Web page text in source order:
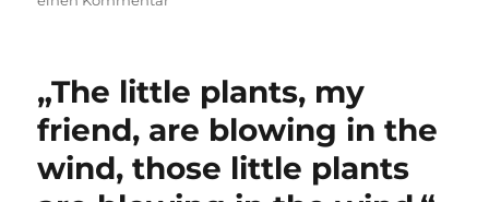
schmeckt
Salat?“
„Tja?“
„Dann
„The little plants, my
friend, are blowing in the
wind, those little plants